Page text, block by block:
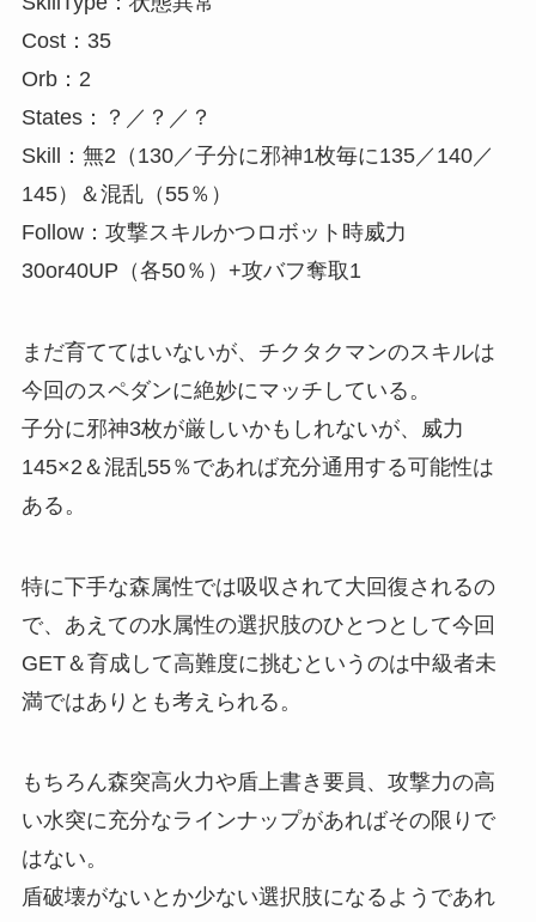
Cost：35
Orb：2
States：？／？／？
Skill：無2（130／子分に邪神1枚毎に135／140／
145）＆混乱（55％）
Follow：攻撃スキルかつロボット時威力
30or40UP（各50％）+攻バフ奪取1
まだ育ててはいないが、チクタクマンのスキルは
今回のスペダンに絶妙にマッチしている。
子分に邪神3枚が厳しいかもしれないが、威力
145×2＆混乱55％であれば充分通用する可能性は
ある。
特に下手な森属性では吸収されて大回復されるの
で、あえての水属性の選択肢のひとつとして今回
GET＆育成して高難度に挑むというのは中級者未
満ではありとも考えられる。
もちろん森突高火力や盾上書き要員、攻撃力の高
い水突に充分なラインナップがあればその限りで
はない。
盾破壊がないとか少ない選択肢になるようであれ